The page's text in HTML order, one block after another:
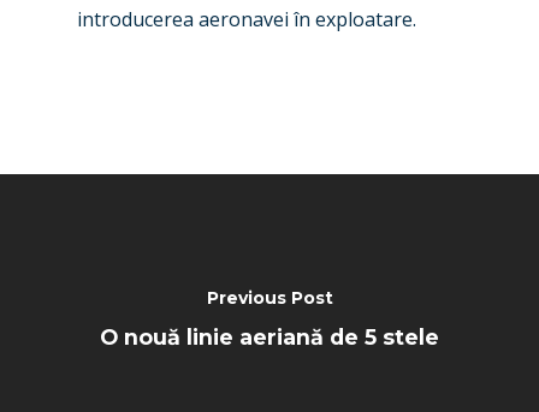
introducerea aeronavei în exploatare.
Previous Post
O nouă linie aeriană de 5 stele